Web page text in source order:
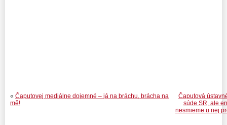
Čaputová
súde SR, ale
nesmieme u nej
« Čaputovej mediálne dojemné – já na bráchu, brácha na
mě!